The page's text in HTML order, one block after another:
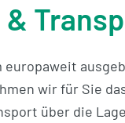
europaweit
wir für Sie
über die